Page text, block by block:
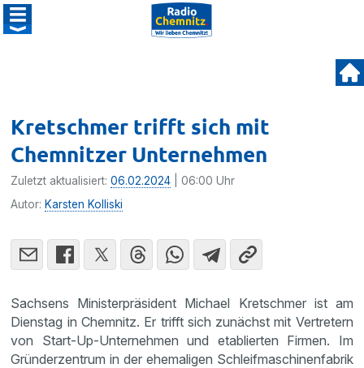
Kretschmer trifft sich mit
Chemnitzer Unternehmen
Zuletzt aktualisiert:06.02.2024 | 06:00 Uhr
Autor: Karsten Kolliski
Sachsens Ministerpräsident Michael Kretschmer ist am
Dienstag in Chemnitz. Er trifft sich zunächst mit Vertretern
von Start-Up-Unternehmen und etablierten Firmen. Im
Gründerzentrum in der ehemaligen Schleifmaschinenfabrik